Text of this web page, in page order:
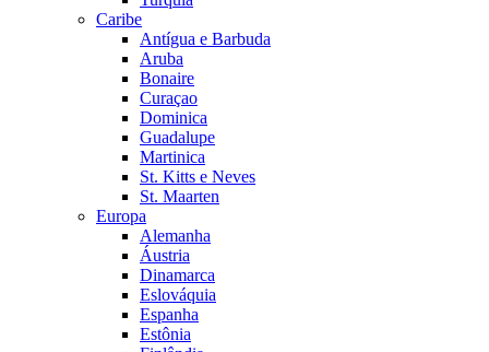
Caribe
Antígua e Barbuda
Aruba
Bonaire
Curaçao
Dominica
Guadalupe
Martinica
St. Kitts e Neves
St. Maarten
Europa
Alemanha
Áustria
Dinamarca
Eslováquia
Espanha
Estônia